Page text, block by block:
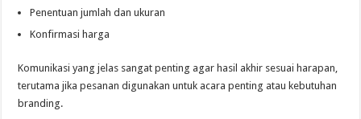
Penentuan jumlah dan ukuran
Konfirmasi harga
Komunikasi yang jelas sangat penting agar hasil akhir sesuai harapan,
terutama jika pesanan digunakan untuk acara penting atau kebutuhan
branding.